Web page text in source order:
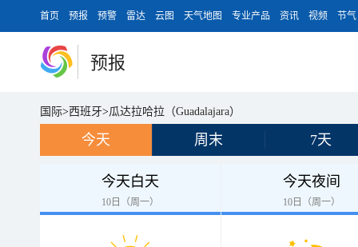
首页 预报 预警 雷达 云图 天气地图 专业产品 资讯 视频 节气
预报
国际>西班牙>瓜达拉哈拉（Guadalajara）
今天 周末 7天
今天白天
10日（周一）
今天夜间
10日（周一）